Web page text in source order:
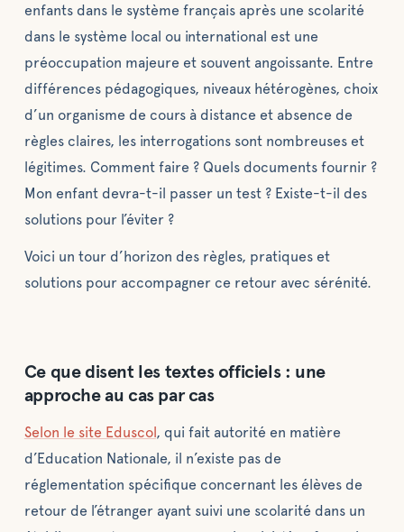
enfants dans le système français après une scolarité
dans le système local ou international est une
préoccupation majeure et souvent angoissante. Entre
différences pédagogiques, niveaux hétérogènes, choix
d’un organisme de cours à distance et absence de
règles claires, les interrogations sont nombreuses et
légitimes. Comment faire ? Quels documents fournir ?
Mon enfant devra-t-il passer un test ? Existe-t-il des
solutions pour l’éviter ?
Voici un tour d’horizon des règles, pratiques et
solutions pour accompagner ce retour avec sérénité.
Ce que disent les textes officiels : une
approche au cas par cas
Selon le site Eduscol, qui fait autorité en matière
d’Education Nationale, il n’existe pas de
réglementation spécifique concernant les élèves de
retour de l’étranger ayant suivi une scolarité dans un